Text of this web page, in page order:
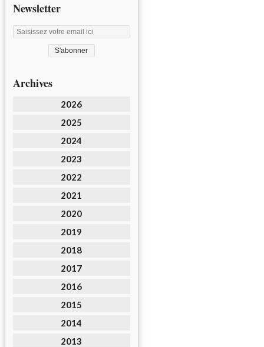
Newsletter
Archives
2026
2025
2024
2023
2022
2021
2020
2019
2018
2017
2016
2015
2014
2013